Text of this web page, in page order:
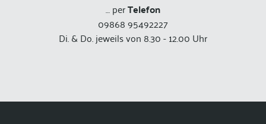
… perTelefon
09868 95492227
Di. & Do. jeweils von 8.30 - 12.00 Uhr